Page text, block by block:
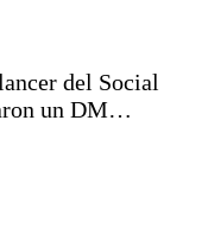
del Social
un DM…